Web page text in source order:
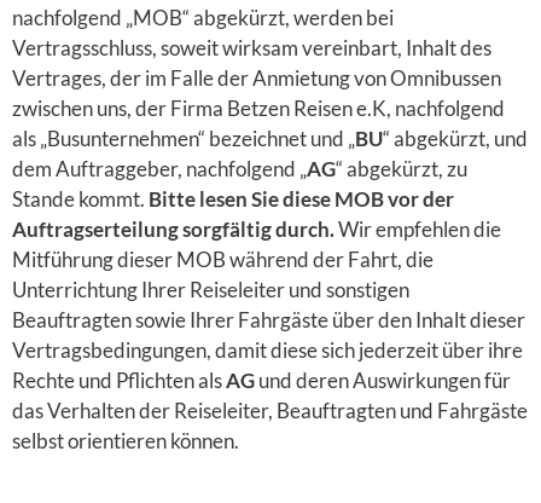
nachfolgend „MOB“ abgekürzt, werden bei
Vertragsschluss, soweit wirksam vereinbart, Inhalt des
Vertrages, der im Falle der Anmietung von Omnibussen
zwischen uns, der Firma Betzen Reisen e.K, nachfolgend
als „Busunternehmen“ bezeichnet und „BU“ abgekürzt, und
dem Auftraggeber, nachfolgend „AG“ abgekürzt, zu
Stande kommt. Bitte lesen Sie diese MOB vor der
Auftragserteilung sorgfältig durch.Wir empfehlen die
Mitführung dieser MOB während der Fahrt, die
Unterrichtung Ihrer Reiseleiter und sonstigen
Beauftragten sowie Ihrer Fahrgäste über den Inhalt dieser
Vertragsbedingungen, damit diese sich jederzeit über ihre
Rechte und Pflichten alsAGund deren Auswirkungen für
das Verhalten der Reiseleiter, Beauftragten und Fahrgäste
selbst orientieren können.